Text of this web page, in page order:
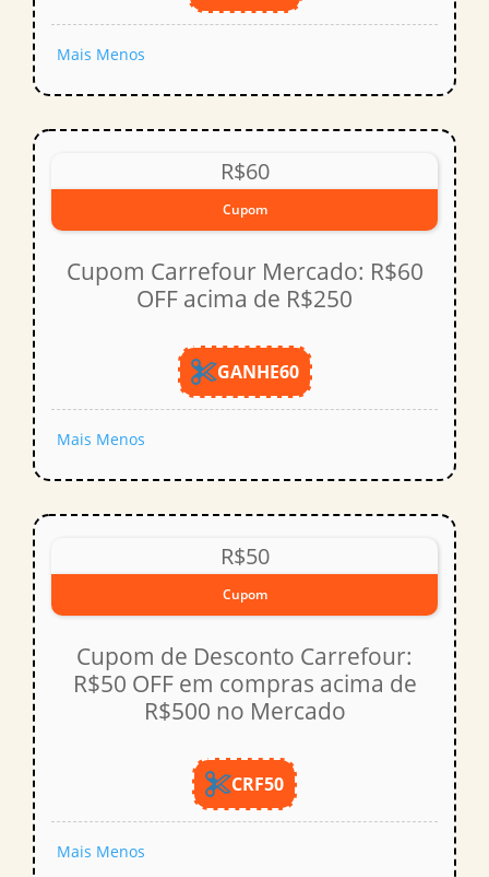
Mais Menos
R$60
Cupom
Cupom Carrefour Mercado: R$60
OFF acima de R$250
GANHE60
Mais Menos
R$50
Cupom
Cupom de Desconto Carrefour:
R$50 OFF em compras acima de
R$500 no Mercado
CRF50
Mais Menos